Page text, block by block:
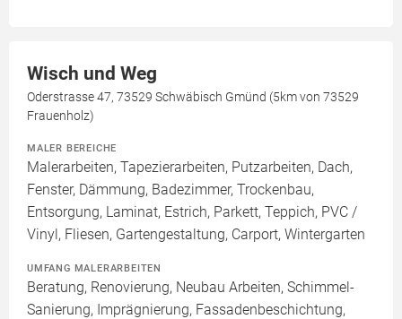
Wisch und Weg
Oderstrasse 47, 73529 Schwäbisch Gmünd (5km von 73529
Frauenholz)
MALER BEREICHE
Malerarbeiten, Tapezierarbeiten, Putzarbeiten, Dach,
Fenster, Dämmung, Badezimmer, Trockenbau,
Entsorgung, Laminat, Estrich, Parkett, Teppich, PVC /
Vinyl, Fliesen, Gartengestaltung, Carport, Wintergarten
UMFANG MALERARBEITEN
Beratung, Renovierung, Neubau Arbeiten, Schimmel-
Sanierung, Imprägnierung, Fassadenbeschichtung,